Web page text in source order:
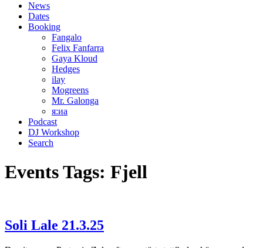
News
Dates
Booking
Fangalo
Felix Fanfarra
Gaya Kloud
Hedges
ilay
Mogreens
Mr. Galonga
я:иа
Podcast
DJ Workshop
Search
Events Tags: Fjell
Soli Lale 21.3.25